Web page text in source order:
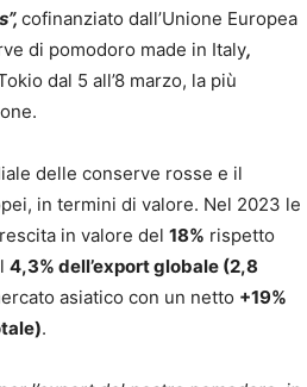
cofinanziato dall’Unione Europea
di pomodoro made in Italy,
dal 5 all’8 marzo, la più
delle conserve rosse e il
in termini di valore. Nel 2023 le
in valore del 18% rispetto
4,3% dell’export globale (2,8
asiatico con un netto +19%
.